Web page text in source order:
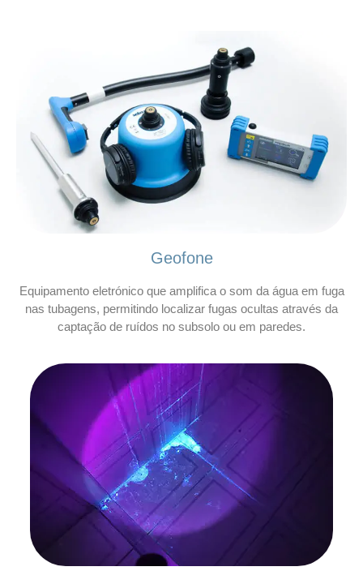
Geofone
Equipamento eletrónico que amplifica o som da água em fuga
nas tubagens, permitindo localizar fugas ocultas através da
captação de ruídos no subsolo ou em paredes.